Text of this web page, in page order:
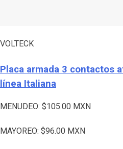
VOLTECK
Placa armada 3 contactos
línea Italiana
MENUDEO: $105.00 MXN
MAYOREO: $96.00 MXN